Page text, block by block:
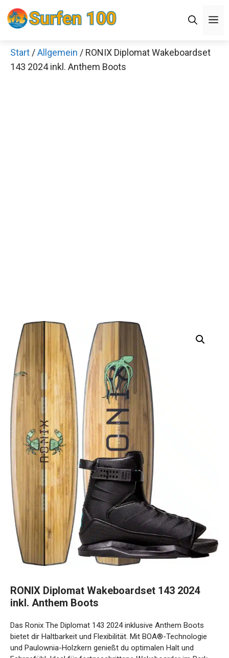
Zum
Inhalt
Start /Allgemein / RONIX Diplomat Wakeboardset
143 2024 inkl. Anthem Boots
inkl. Anthem Boots
bietet dir Haltbarkeit und Flexibilität. Mit BOA®-Technologie
und Paulownia-Holzkern genießt du optimalen Halt und
Fahrgefühl. Ideal für fortgeschrittene Wakeboarder im Park.
Decathlon Sale